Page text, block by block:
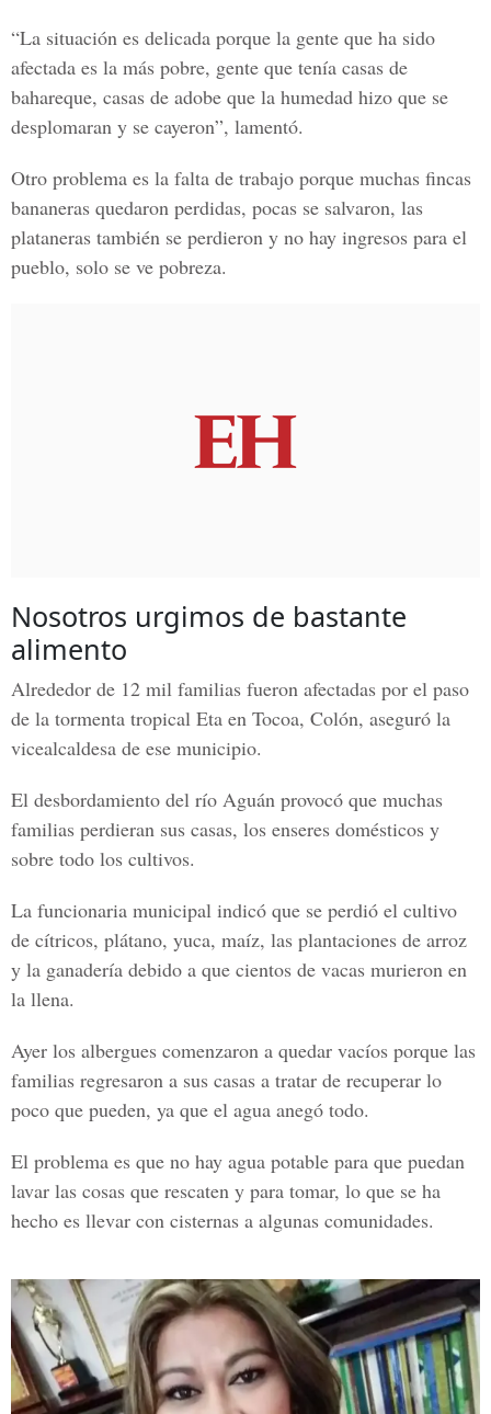
“La situación es delicada porque la gente que ha sido
afectada es la más pobre, gente que tenía casas de
bahareque, casas de adobe que la humedad hizo que se
desplomaran y se cayeron”, lamentó.
Otro problema es la falta de trabajo porque muchas fincas
bananeras quedaron perdidas, pocas se salvaron, las
plataneras también se perdieron y no hay ingresos para el
pueblo, solo se ve pobreza.
Nosotros urgimos de bastante
alimento
Alrededor de 12 mil familias fueron afectadas por el paso
de la tormenta tropical Eta en Tocoa, Colón, aseguró la
vicealcaldesa de ese municipio.
El desbordamiento del río Aguán provocó que muchas
familias perdieran sus casas, los enseres domésticos y
sobre todo los cultivos.
La funcionaria municipal indicó que se perdió el cultivo
de cítricos, plátano, yuca, maíz, las plantaciones de arroz
y la ganadería debido a que cientos de vacas murieron en
la llena.
Ayer los albergues comenzaron a quedar vacíos porque las
familias regresaron a sus casas a tratar de recuperar lo
poco que pueden, ya que el agua anegó todo.
El problema es que no hay agua potable para que puedan
lavar las cosas que rescaten y para tomar, lo que se ha
hecho es llevar con cisternas a algunas comunidades.